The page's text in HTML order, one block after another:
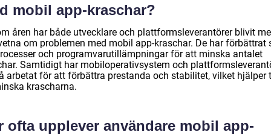
mobil app-kraschar?
åren har både utvecklare och plattformsleverantörer blivit
om problemen med mobil app-kraschar. De har förbättrat
och programvarutillämpningar för att minska antalet
Samtidigt har mobiloperativsystem och
arbetat för att förbättra prestanda och stabilitet, vilket hjälper
krascharna.
ofta upplever användare mobil app-